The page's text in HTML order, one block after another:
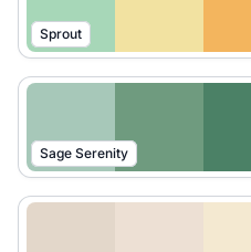
Sprout
Sage Serenity